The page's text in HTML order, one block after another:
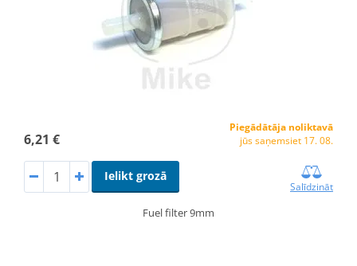
6,21 €
Piegādātāja noliktavā
jūs saņemsiet 17. 08.
Ielikt grozā
Salīdzināt
Fuel filter 9mm